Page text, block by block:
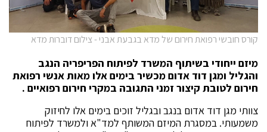
קורס חובשי רפואת חירום של מדא בגבעת אבני - צילום דוברות מדא
מיזם ייחודי בשיתוף המשרד לפיתוח הפריפריה הנגב
והגליל ומגן דוד אדום מכשיר בימים אלו מאות אנשי רפואת
חירום לטובת קיצור זמני התגובה במקרי חירום רפואיים .
צוותי מגן דוד אדום בנגב ובגליל זוכים בימים אלו לחיזוק
משמעותי. במסגרת המיזם המשותף למד"א ולמשרד לפיתוח